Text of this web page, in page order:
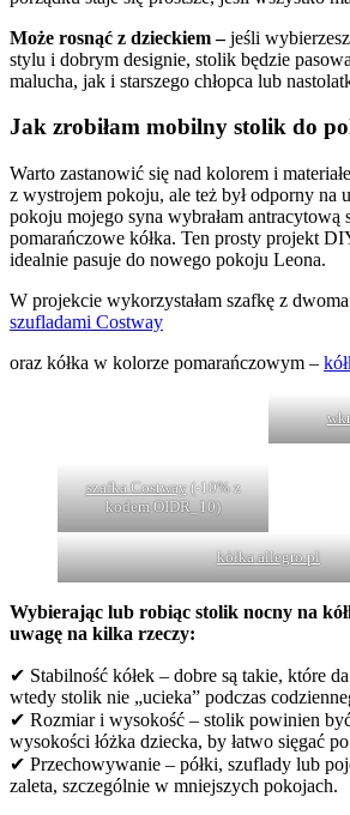
Może rosnąć z dzieckiem –jeśli
stylu i dobrym designie, stolik będzie
malucha, jak i starszego chłopca lub
Jak zrobiłam mobilny stolik do
Warto zastanowić się nad kolorem i
z wystrojem pokoju, ale też był odporny na
pokoju mojego syna wybrałam antracytową
pomarańczowe kółka. Ten prosty projekt
idealnie pasuje do nowego pokoju Leona.
W projekcie wykorzystałam szafkę z
szufladami Costway
oraz kółka w kolorze pomarańczowym –
szafka Costway(-10% z
kodem OIDR_10)
kółka allegro.pl
Wybierając lub robiąc stolik nocny na
uwagę na kilka rzeczy:
✔ Stabilność kółek – dobre są takie, które
wtedy stolik nie „ucieka” podczas
✔ Rozmiar i wysokość – stolik powinien
wysokości łóżka dziecka, by łatwo sięgać
✔ Przechowywanie – półki, szuflady lub
zaleta, szczególnie w mniejszych pokojach.